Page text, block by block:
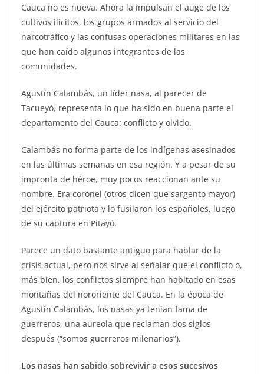
Cauca no es nueva. Ahora la impulsan el auge de los
cultivos ilícitos, los grupos armados al servicio del
narcotráfico y las confusas operaciones militares en las
que han caído algunos integrantes de las
comunidades.
Agustín Calambás, un líder nasa, al parecer de
Tacueyó, representa lo que ha sido en buena parte el
departamento del Cauca: conflicto y olvido.
Calambás no forma parte de los indígenas asesinados
en las últimas semanas en esa región. Y a pesar de su
impronta de héroe, muy pocos reaccionan ante su
nombre. Era coronel (otros dicen que sargento mayor)
del ejército patriota y lo fusilaron los españoles, luego
de su captura en Pitayó.
Parece un dato bastante antiguo para hablar de la
crisis actual, pero nos sirve al señalar que el conflicto o,
más bien, los conflictos siempre han habitado en esas
montañas del nororiente del Cauca. En la época de
Agustín Calambás, los nasas ya tenían fama de
guerreros, una aureola que reclaman dos siglos
después (“somos guerreros milenarios”).
Los nasas han sabido sobrevivir a esos sucesivos